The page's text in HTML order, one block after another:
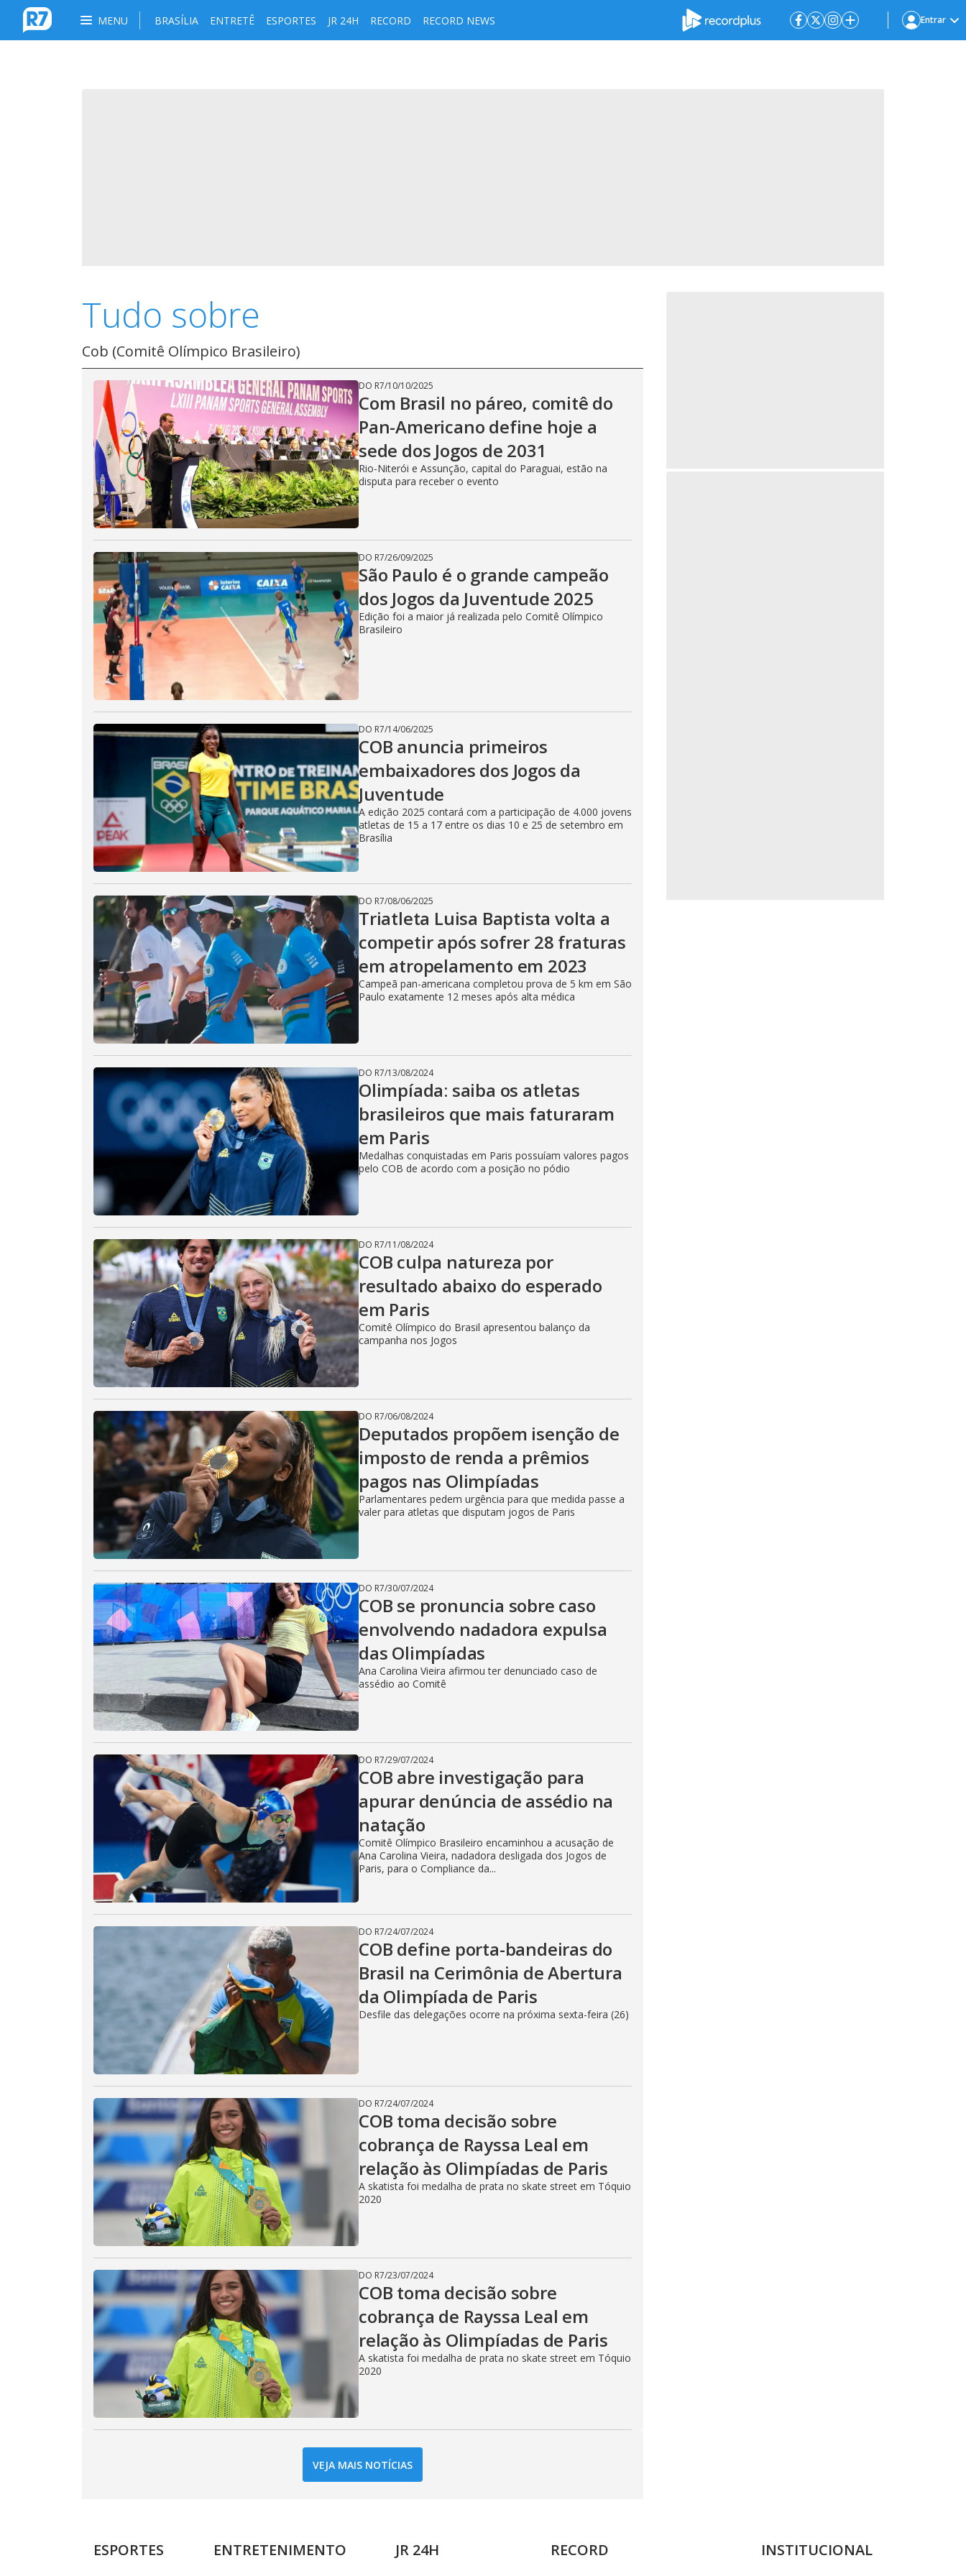
MENU BRASÍLIA ENTRETÊ ESPORTES JR 24H RECORD RECORD NEWS Entrar
Tudo sobre
Cob (Comitê Olímpico Brasileiro)
DO R7/10/10/2025
Com Brasil no páreo, comitê do
Pan-Americano define hoje a
sede dos Jogos de 2031
Rio-Niterói e Assunção, capital do Paraguai, estão na
disputa para receber o evento
DO R7/26/09/2025
São Paulo é o grande campeão
dos Jogos da Juventude 2025
Edição foi a maior já realizada pelo Comitê Olímpico
Brasileiro
DO R7/14/06/2025
COB anuncia primeiros
embaixadores dos Jogos da
Juventude
A edição 2025 contará com a participação de 4.000 jovens
atletas de 15 a 17 entre os dias 10 e 25 de setembro em
Brasília
DO R7/08/06/2025
Triatleta Luisa Baptista volta a
competir após sofrer 28 fraturas
em atropelamento em 2023
Campeã pan-americana completou prova de 5 km em São
Paulo exatamente 12 meses após alta médica
DO R7/13/08/2024
Olimpíada: saiba os atletas
brasileiros que mais faturaram
em Paris
Medalhas conquistadas em Paris possuíam valores pagos
pelo COB de acordo com a posição no pódio
DO R7/11/08/2024
COB culpa natureza por
resultado abaixo do esperado
em Paris
Comitê Olímpico do Brasil apresentou balanço da
campanha nos Jogos
DO R7/06/08/2024
Deputados propõem isenção de
imposto de renda a prêmios
pagos nas Olimpíadas
Parlamentares pedem urgência para que medida passe a
valer para atletas que disputam jogos de Paris
DO R7/30/07/2024
COB se pronuncia sobre caso
envolvendo nadadora expulsa
das Olimpíadas
Ana Carolina Vieira afirmou ter denunciado caso de
assédio ao Comitê
DO R7/29/07/2024
COB abre investigação para
apurar denúncia de assédio na
natação
Comitê Olímpico Brasileiro encaminhou a acusação de
Ana Carolina Vieira, nadadora desligada dos Jogos de
Paris, para o Compliance da...
DO R7/24/07/2024
COB define porta-bandeiras do
Brasil na Cerimônia de Abertura
da Olimpíada de Paris
Desfile das delegações ocorre na próxima sexta-feira (26)
DO R7/24/07/2024
COB toma decisão sobre
cobrança de Rayssa Leal em
relação às Olimpíadas de Paris
A skatista foi medalha de prata no skate street em Tóquio
2020
DO R7/23/07/2024
COB toma decisão sobre
cobrança de Rayssa Leal em
relação às Olimpíadas de Paris
A skatista foi medalha de prata no skate street em Tóquio
2020
VEJA MAIS NOTÍCIAS
ESPORTES ENTRETENIMENTO JR 24H RECORD INSTITUCIONAL